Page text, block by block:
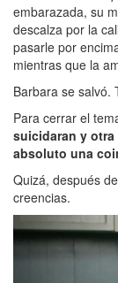
embarazada, su
descalza por la
pasarle por
mientras que la
Barbara se salvó.
Para cerrar el
suicidaran y otra
absoluto una
Quizá, después
creencias.